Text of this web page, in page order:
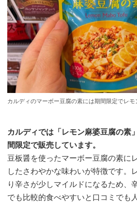
カルディのマーボー豆腐の素には期間限定でレモ
カルディでは「レモン麻婆豆腐の素
間限定で販売しています。
豆板醤を使ったマーボー豆腐の素に
したさわやかな味わいが特徴です。
り辛さが少しマイルドになるため、
でも比較的食べやすいと口コミでも